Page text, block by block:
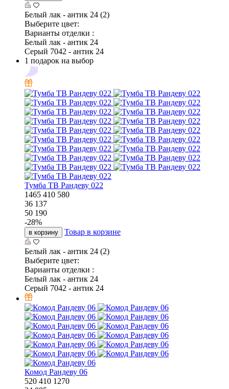
Белый лак - антик 24 (2)
Выберите цвет:
Варианты отделки :
Белый лак - антик 24
Серый 7042 - антик 24
1 подарок на выбор
Тумба ТВ Рандеву 022
1465 410 580
36 137
50 190
-28%
в корзину Товар в корзине
Белый лак - антик 24 (2)
Выберите цвет:
Варианты отделки :
Белый лак - антик 24
Серый 7042 - антик 24
Комод Рандеву 06
520 410 1270